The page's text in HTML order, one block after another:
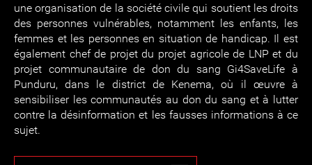
une organisation de la société civile qui soutient les droits
des personnes vulnérables, notamment les enfants, les
femmes et les personnes en situation de handicap. Il est
également chef de projet du projet agricole de LNP et du
projet communautaire de don du sang Gi4SaveLife à
Punduru, dans le district de Kenema, où il œuvre à
sensibiliser les communautés au don du sang et à lutter
contre la désinformation et les fausses informations à ce
sujet.